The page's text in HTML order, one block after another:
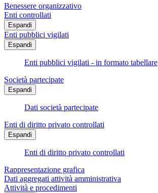
Benessere organizzativo
Enti controllati
Espandi
Enti pubblici vigilati
Espandi
Enti pubblici vigilati - in formato tabellare
Società partecipate
Espandi
Dati società partecipate
Enti di diritto privato controllati
Espandi
Enti di diritto privato controllati
Rappresentazione grafica
Dati aggregati attività amministrativa
Attività e procedimenti